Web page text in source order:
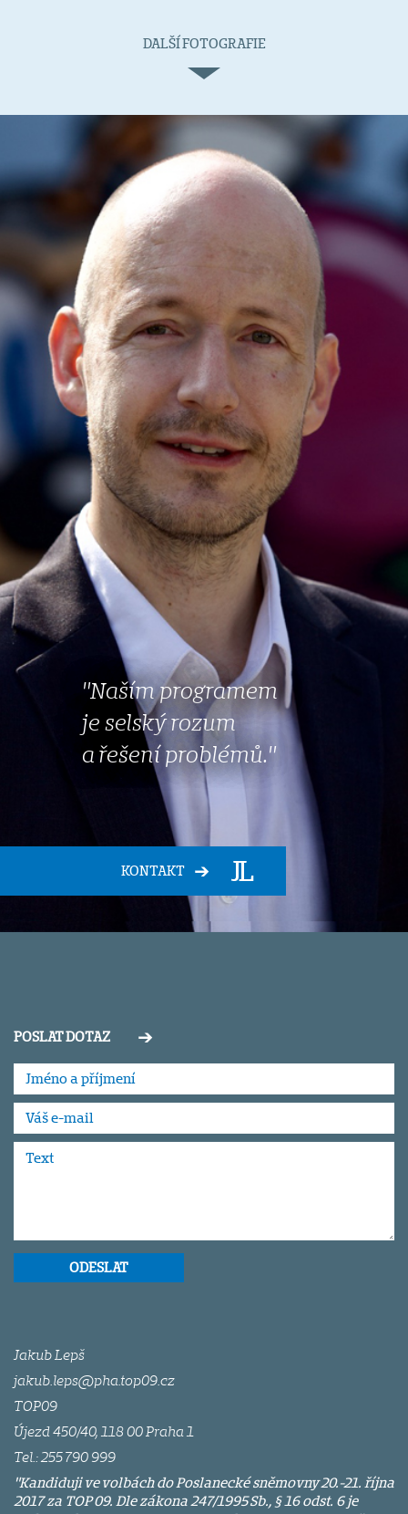
DALŠÍ FOTOGRAFIE
"Naším programem
je selský rozum
a řešení problémů."
KONTAKT
POSLAT DOTAZ
Jakub Lepš
jakub.leps@pha.top09.cz
TOP09
Újezd 450/40, 118 00 Praha 1
Tel.: 255 790 999
"Kandiduji ve volbách do Poslanecké sněmovny 20.-21. října
2017 za TOP 09. Dle zákona 247/1995 Sb., § 16 odst. 6 je